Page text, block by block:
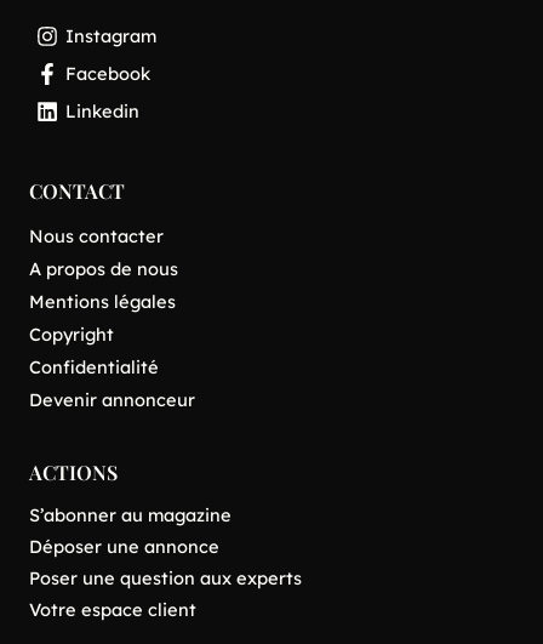
Instagram
Facebook
Linkedin
CONTACT
Nous contacter
A propos de nous
Mentions légales
Copyright
Confidentialité
Devenir annonceur
ACTIONS
S’abonner au magazine
Déposer une annonce
Poser une question aux experts
Votre espace client